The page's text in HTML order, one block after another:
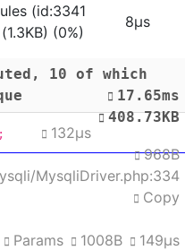
(id:3341
(0%)
8μs
, 10 of which
17.65ms
408.73KB
132μs
968B
MysqliDriver.php:334
Copy
149μs
1008B
Params